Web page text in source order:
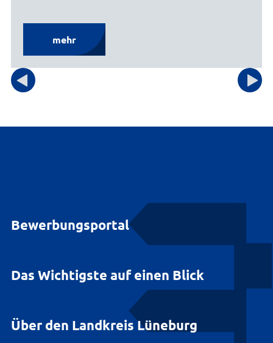
mehr
Bewerbungsportal
Das Wichtigste auf einen Blick
Über den Landkreis Lüneburg